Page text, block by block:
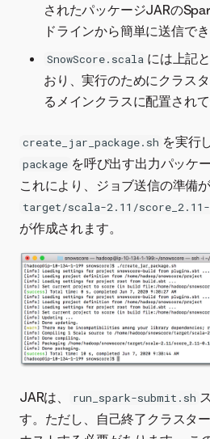
されたパッケージJARの
ドラインから簡単に送信でき
SnowScore.scala には上記
おり、実行のためにクラス
るメインクラスに配置されて
create_jar_package.sh を実行し
package を呼び出す出力パッケ
これにより、ジョブ送信の準備
target/scala-2.11/score_2.11-
が作成されます。
JARは、 run_spark-submit.sh
す。ただし、自己終了クラスタ